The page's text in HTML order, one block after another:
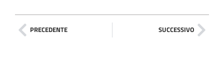
PRECEDENTE SUCCESSIVO